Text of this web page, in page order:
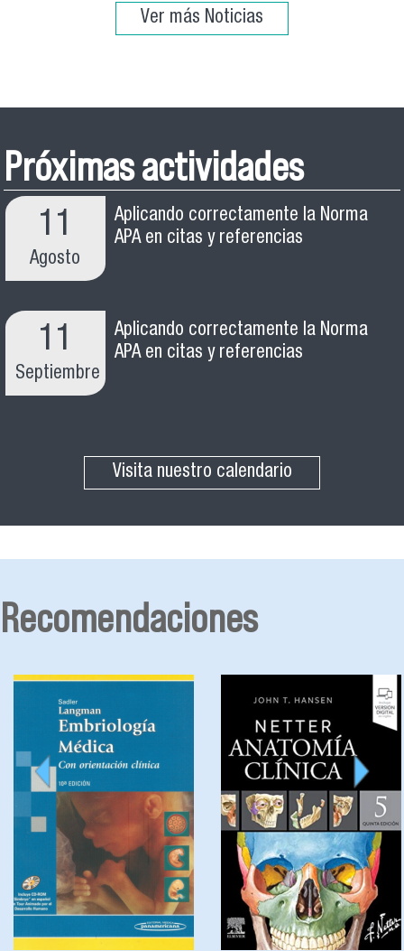
Ver más Noticias
Próximas actividades
11
Agosto
Aplicando correctamente la Norma
APA en citas y referencias
11
Septiembre
Aplicando correctamente la Norma
APA en citas y referencias
Visita nuestro calendario
Recomendaciones